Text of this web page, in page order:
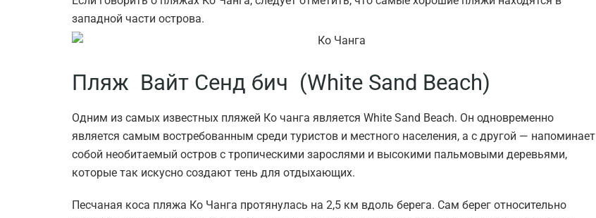
западной части острова.
Пляж Вайт Сенд бич (White Sand Beach)
Одним из самых известных пляжей Ко чанга является White Sand Beach. Он одновременно
является самым востребованным среди туристов и местного населения, а с другой — напоминает
собой необитаемый остров с тропическими зарослями и высокими пальмовыми деревьями,
которые так искусно создают тень для отдыхающих.
Песчаная коса пляжа Ко Чанга протянулась на 2,5 км вдоль берега. Сам берег относительно